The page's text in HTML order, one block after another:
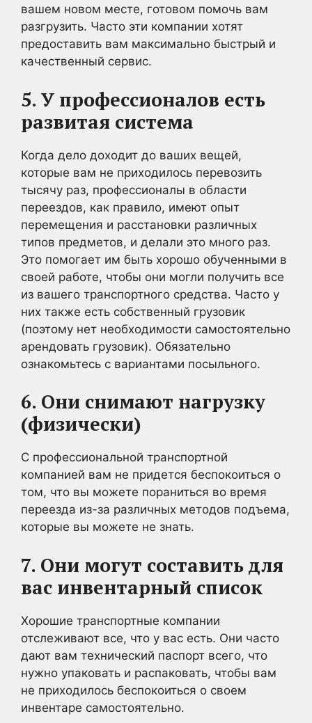
вашем новом месте, готовом помочь вам
разгрузить. Часто эти компании хотят
предоставить вам максимально быстрый и
качественный сервис.
5. У профессионалов есть
развитая система
Когда дело доходит до ваших вещей,
которые вам не приходилось перевозить
тысячу раз, профессионалы в области
переездов, как правило, имеют опыт
перемещения и расстановки различных
типов предметов, и делали это много раз.
Это помогает им быть хорошо обученными в
своей работе, чтобы они могли получить все
из вашего транспортного средства. Часто у
них также есть собственный грузовик
(поэтому нет необходимости самостоятельно
арендовать грузовик). Обязательно
ознакомьтесь с вариантами посыльного.
6. Они снимают нагрузку
(физически)
С профессиональной транспортной
компанией вам не придется беспокоиться о
том, что вы можете пораниться во время
переезда из-за различных методов подъема,
которые вы можете не знать.
7. Они могут составить для
вас инвентарный список
Хорошие транспортные компании
отслеживают все, что у вас есть. Они часто
дают вам технический паспорт всего, что
нужно упаковать и распаковать, чтобы вам
не приходилось беспокоиться о своем
инвентаре самостоятельно.